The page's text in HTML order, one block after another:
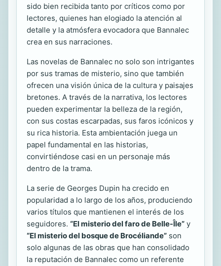
sido bien recibida tanto por críticos como por
lectores, quienes han elogiado la atención al
detalle y la atmósfera evocadora que Bannalec
crea en sus narraciones.
Las novelas de Bannalec no solo son intrigantes
por sus tramas de misterio, sino que también
ofrecen una visión única de la cultura y paisajes
bretones. A través de la narrativa, los lectores
pueden experimentar la belleza de la región,
con sus costas escarpadas, sus faros icónicos y
su rica historia. Esta ambientación juega un
papel fundamental en las historias,
convirtiéndose casi en un personaje más
dentro de la trama.
La serie de Georges Dupin ha crecido en
popularidad a lo largo de los años, produciendo
varios títulos que mantienen el interés de los
seguidores. “El misterio del faro de Belle-Île” y
“El misterio del bosque de Brocéliande” son
solo algunas de las obras que han consolidado
la reputación de Bannalec como un referente